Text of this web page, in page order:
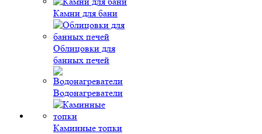
Камни для бани
Облицовки для
банных печей
Водонагреватели
Каминные топки